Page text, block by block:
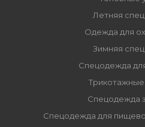
Летняя
Одежда для
Зимняя
Спецодежда
Трикотажные
Спецодежда
Спецодежда для